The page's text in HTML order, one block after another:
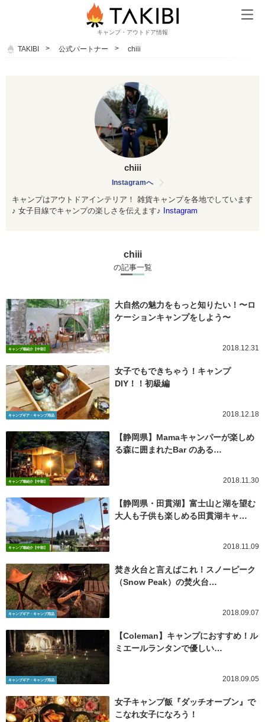
キャンプ・アウトドア情報
TAKIBI 公式パートナー chiii
chiii
Instagramへ
キャンプはアウトドアインテリア！ 雑貨キャンプを各地でしています
♪ 女子目線でキャンプの楽しさを伝えます♪ Instagram
chiii
の記事一覧
キャンプ場紹介【中部】
大自然の魅力をもっと知りたい！〜ロ
ケーションキャンプをしよう〜
2018.12.31
キャンプギア・キャンプ用品
女子でもできちゃう！キャンプ
DIY！！初級編
2018.12.18
キャンプ場紹介【中部】
【静岡県】Mamaキャンパーが楽しめ
る森に囲まれたBar のある…
2018.11.30
キャンプ場紹介【中部】
【静岡県・田貫湖】富士山と湖を望む
大人も子供も楽しめる田貫湖キャ…
2018.11.09
キャンプギア・キャンプ用品
焚き火台と言えばこれ！スノーピーク
（Snow Peak）の焚火台…
2018.09.07
キャンプギア・キャンプ用品
【Coleman】キャンプにおすすめ！ル
ミエールランタンで優しい…
2018.09.05
女子キャンプ飯『ダッチオーブン』で
こなれ女子になろう！